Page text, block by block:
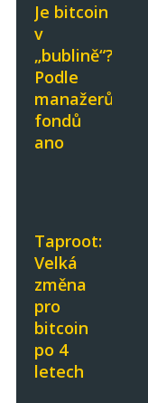
Je bitcoin
v
„bublině“?
Podle
manažerů
fondů
ano
Taproot:
Velká
změna
pro
bitcoin
po 4
letech